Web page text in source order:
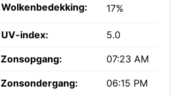
Wolkenbedekking: 17%
UV-index: 5.0
Zonsopgang: 07:23 AM
Zonsondergang: 06:15 PM